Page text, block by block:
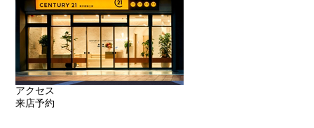
アクセス
来店予約